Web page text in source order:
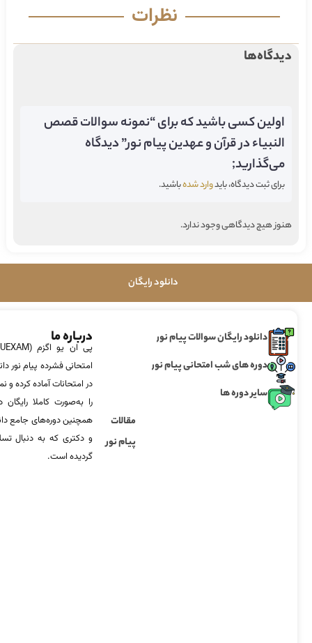
نظرات
دیدگاه‌ها
اولین کسی باشید که برای “نمونه سوالات قصص
النبیاء در قرآن و عهدین پیام نور” دیدگاه
می‌گذارید;
برای ثبت دیدگاه، بایدوارد شدهباشید.
هنوز هیچ دیدگاهی وجود ندارد.
دانلود رایگان
دانلود رایگان سوالات پیام نور
دوره های شب امتحانی پیام نور
سایر دوره ها
مقالات
پیام نور
درباره ما
امتحانی فشرده پیام نور
در امتحانات آماده‌ کرده
را به‌صورت کاملا
همچنین دوره‌های جامع
و دکتری که به دنبال
گردیده است.